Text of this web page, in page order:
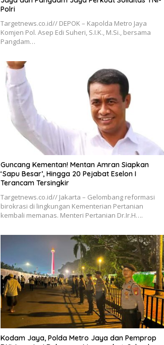
Polri
Targetnews.co.id// DEPOK – Kapolda Metro Jaya
Komjen Pol. Asep Edi Suheri, S.I.K., M.Si., bersama
Pangdam…
Guncang Kementan! Mentan Amran Siapkan
‘Sapu Besar’, Hingga 20 Pejabat Eselon I
Terancam Tersingkir
Targetnews.co.id// Jakarta – Gelombang reformasi
birokrasi di lingkungan Kementerian Pertanian
kembali memanas. Menteri Pertanian Dr.Ir.H….
Kodam Jaya, Polda Metro Jaya dan Pemprop